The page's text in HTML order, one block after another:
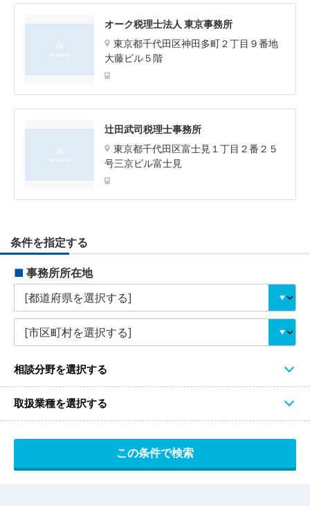
オーク税理士法人 東京事務所
東京都千代田区神田多町２丁目９番地
大藤ビル５階
辻田武司税理士事務所
東京都千代田区富士見１丁目２番２５
号三京ビル富士見
条件を指定する
■ 事務所所在地
相談分野を選択する
取扱業種を選択する